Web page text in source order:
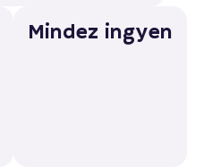
Mindez ingyen